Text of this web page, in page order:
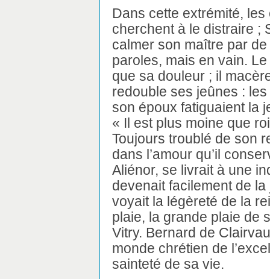
Dans cette extrémité,
cherchent à le distraire ;
calmer son maître par
paroles, mais en vain. Le
que sa douleur ; il
redouble ses jeûnes :
son époux fatiguaient la
« Il est plus moine que
Toujours troublé de son
dans l’amour qu’il
Aliénor, se livrait à une
devenait facilement de
voyait la légèreté de la
plaie, la grande plaie de
Vitry. Bernard de
monde chrétien de
sainteté de sa vie.